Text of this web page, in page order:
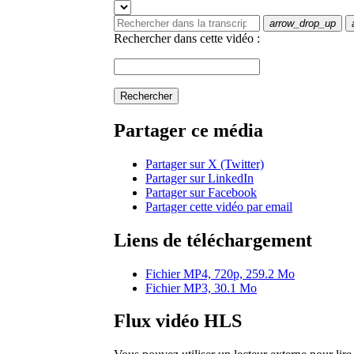
arrow_drop_up
Rechercher dans cette vidéo :
Rechercher
Partager ce média
Partager sur X (Twitter)
Partager sur LinkedIn
Partager sur Facebook
Partager cette vidéo par email
Liens de téléchargement
Fichier MP4, 720p, 259.2 Mo
Fichier MP3, 30.1 Mo
Flux vidéo HLS